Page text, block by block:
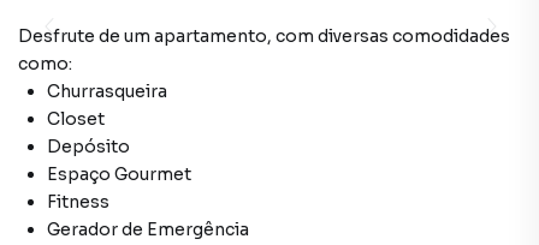
Desfrute de um apartamento, com diversas comodidades
como:
Churrasqueira
Closet
Depósito
Espaço Gourmet
Fitness
Gerador de Emergência